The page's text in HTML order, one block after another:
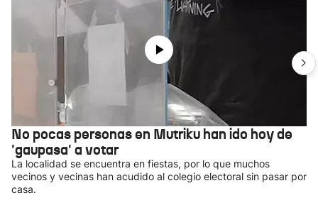
No pocas personas en Mutriku han ido hoy de
'gaupasa' a votar
La localidad se encuentra en fiestas, por lo que muchos
vecinos y vecinas han acudido al colegio electoral sin pasar por
casa.